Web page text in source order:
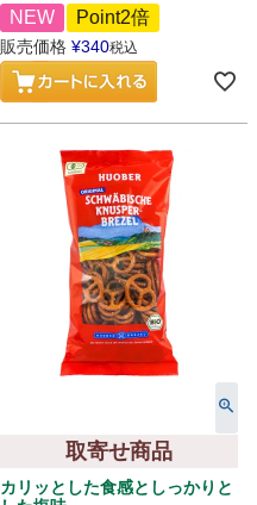
NEW Point2倍
販売価格 ¥340税込
取寄せ商品
カリッとした食感としっかりと